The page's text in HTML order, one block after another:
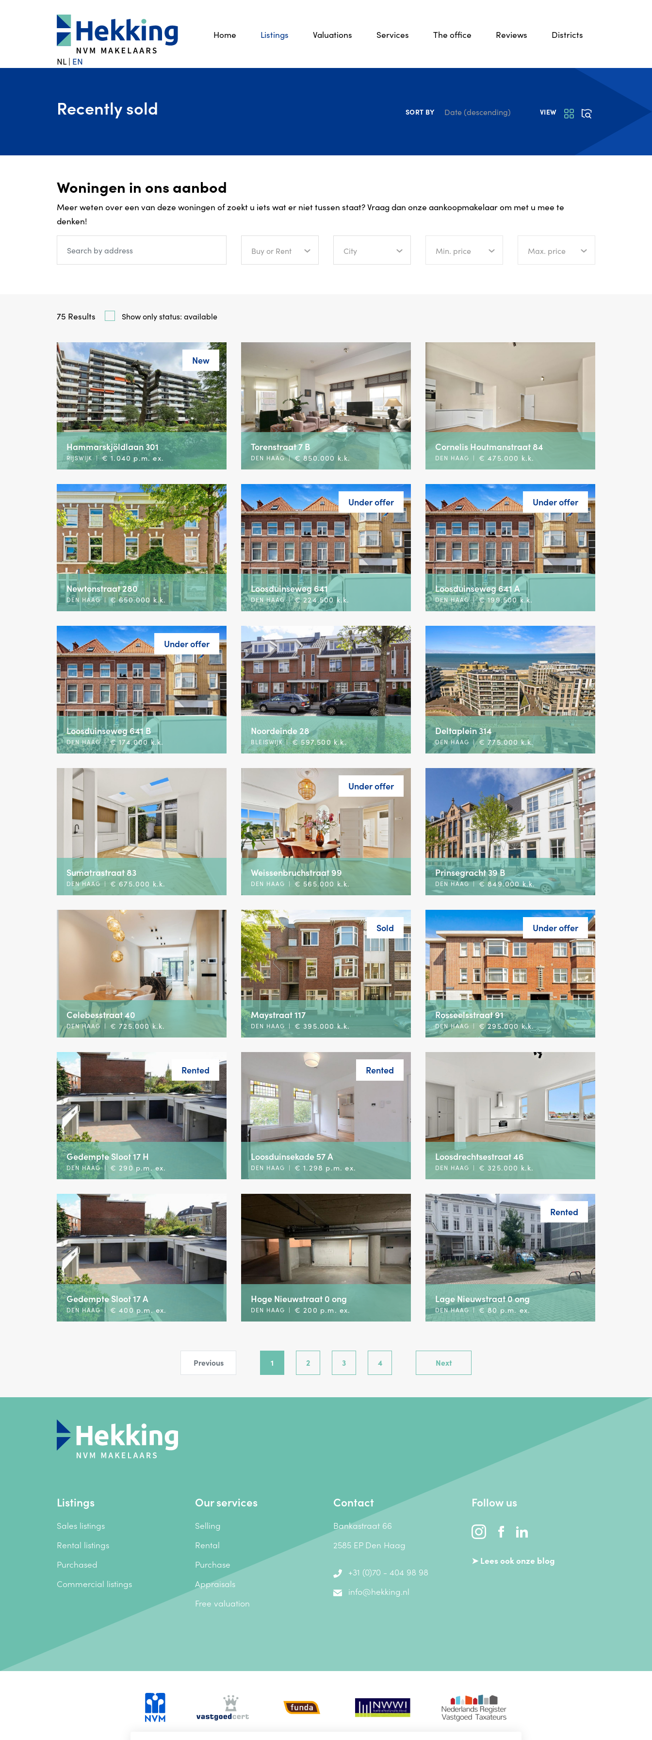
Home Listings Valuations Services The office Reviews Districts
NL | EN
Recently sold SORT BY Date (descending) VIEW
Woningen in ons aanbod
Meer weten over een van deze woningen of zoekt u iets wat er niet tussen staat? Vraag dan onze aankoopmakelaarom met u mee te
denken!
Buy or Rent City Min. price Max. price
75 Results Show only status: available
New
Hammarskjöldlaan 301
RIJSWIJK | € 1.040 p.m. ex.
Torenstraat 7 B
DEN HAAG | € 850.000 k.k.
Cornelis Houtmanstraat 84
DEN HAAG | € 475.000 k.k.
Newtonstraat 280
DEN HAAG | € 650.000 k.k.
Under offer
Loosduinseweg 641
DEN HAAG | € 224.500 k.k.
Under offer
Loosduinseweg 641 A
DEN HAAG | € 199.500 k.k.
Under offer
Loosduinseweg 641 B
DEN HAAG | € 174.000 k.k.
Noordeinde 28
BLEISWIJK | € 597.500 k.k.
Deltaplein 314
DEN HAAG | € 775.000 k.k.
Sumatrastraat 83
DEN HAAG | € 675.000 k.k.
Under offer
Weissenbruchstraat 99
DEN HAAG | € 565.000 k.k.
Prinsegracht 39 B
DEN HAAG | € 849.000 k.k.
Celebesstraat 40
DEN HAAG | € 725.000 k.k.
Sold
Maystraat 117
DEN HAAG | € 395.000 k.k.
Under offer
Rosseelsstraat 91
DEN HAAG | € 295.000 k.k.
Rented
Gedempte Sloot 17 H
DEN HAAG | € 290 p.m. ex.
Rented
Loosduinsekade 57 A
DEN HAAG | € 1.298 p.m. ex.
Loosdrechtsestraat 46
DEN HAAG | € 325.000 k.k.
Gedempte Sloot 17 A
DEN HAAG | € 400 p.m. ex.
Hoge Nieuwstraat 0 ong
DEN HAAG | € 200 p.m. ex.
Rented
Lage Nieuwstraat 0 ong
DEN HAAG | € 80 p.m. ex.
Previous 1 2 3 4 Next
Listings
Sales listings
Rental listings
Purchased
Commercial listings
Our services
Selling
Rental
Purchase
Appraisals
Free valuation
Contact
Bankastraat 66
2585 EP Den Haag
+31 (0)70 - 404 98 98
info@hekking.nl
Follow us
➤ Lees ook onze blog